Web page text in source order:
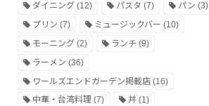
ダイニング (12) パスタ (7) パン (3)
プリン (7) ミュージックバー (10)
モーニング (2) ランチ(9)
ラーメン (36)
ワールズエンドガーデン掲載店 (16)
中華・台湾料理 (7) 丼(1)